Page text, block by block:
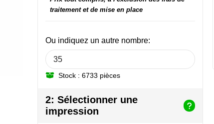
Ou indiquez un autre nombre:
Stock : 6733 pièces
traitement et de mise en place
2: Sélectionner une
impression